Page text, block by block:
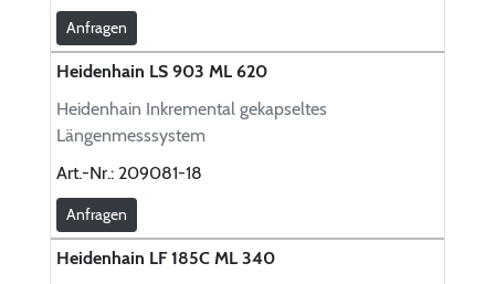
Anfragen
Heidenhain LS 903 ML 620
Heidenhain Inkremental gekapseltes
Längenmesssystem
Art.-Nr.: 209081-18
Anfragen
Heidenhain LF 185C ML 340